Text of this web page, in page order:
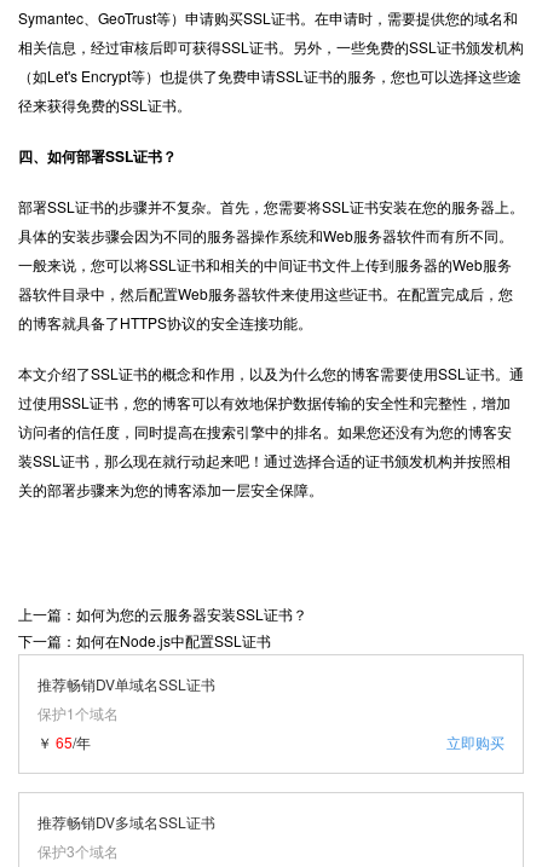
Symantec、GeoTrust等）申请购买SSL证书。在申请时，需要提供您的域名和
相关信息，经过审核后即可获得SSL证书。另外，一些免费的SSL证书颁发机构
（如Let's Encrypt等）也提供了免费申请SSL证书的服务，您也可以选择这些途
径来获得免费的SSL证书。
四、如何部署SSL证书？
部署SSL证书的步骤并不复杂。首先，您需要将SSL证书安装在您的服务器上。
具体的安装步骤会因为不同的服务器操作系统和Web服务器软件而有所不同。
一般来说，您可以将SSL证书和相关的中间证书文件上传到服务器的Web服务
器软件目录中，然后配置Web服务器软件来使用这些证书。在配置完成后，您
的博客就具备了HTTPS协议的安全连接功能。
本文介绍了SSL证书的概念和作用，以及为什么您的博客需要使用SSL证书。通
过使用SSL证书，您的博客可以有效地保护数据传输的安全性和完整性，增加
访问者的信任度，同时提高在搜索引擎中的排名。如果您还没有为您的博客安
装SSL证书，那么现在就行动起来吧！通过选择合适的证书颁发机构并按照相
关的部署步骤来为您的博客添加一层安全保障。
上一篇：如何为您的云服务器安装SSL证书？
下一篇：如何在Node.js中配置SSL证书
推荐畅销DV单域名SSL证书
保护1个域名
立即购买
￥ 65/年
推荐畅销DV多域名SSL证书
保护3个域名